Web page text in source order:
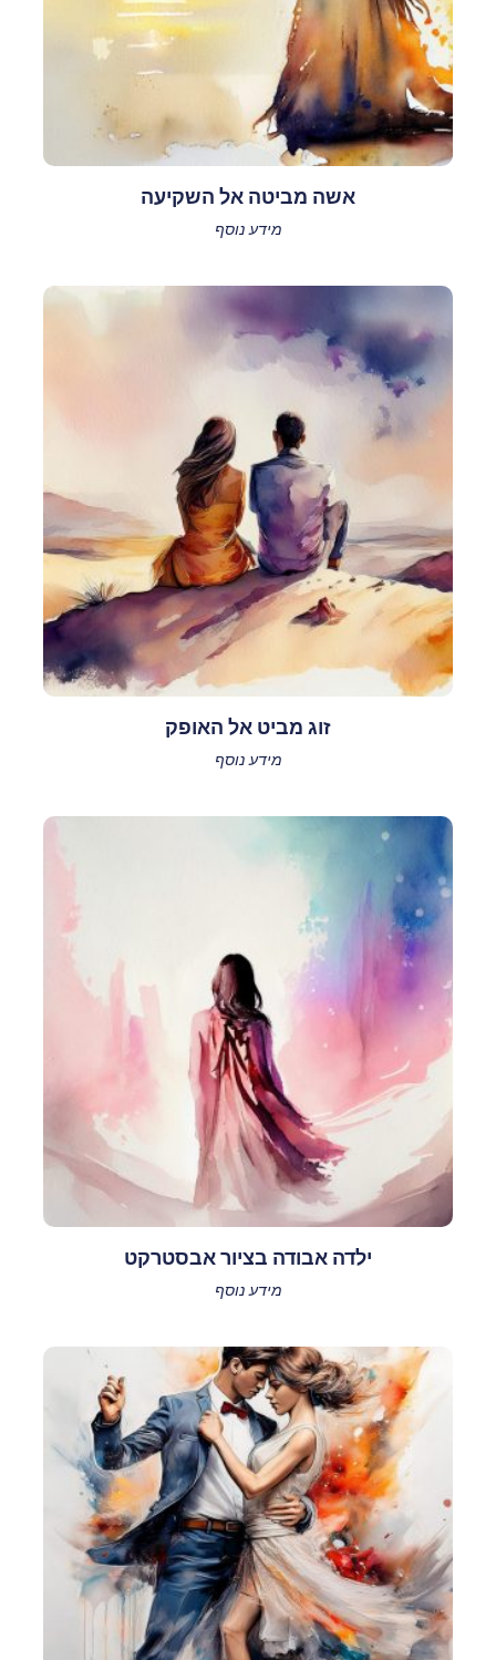
אשה מביטה אל השקיעה
מידע נוסף
זוג מביט אל האופק
מידע נוסף
ילדה אבודה בציור אבסטרקט
מידע נוסף